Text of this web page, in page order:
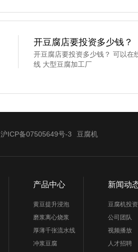
凝固这道工序,是通过凝固剂的作
豆腐花,俗称“点花”和“点浆”,这
开豆腐店要投资多少钱？
开豆腐店要投资多少钱？ 可以在
线 大型豆腐加工厂
沪ICP备07505649号-3 豆腐机
产品中心
黄豆提升浸泡
磨浆离心烧浆
厚薄千张流水线
冲浆豆腐
新闻动
豆腐机投
公司团队
视频播放
人才招聘